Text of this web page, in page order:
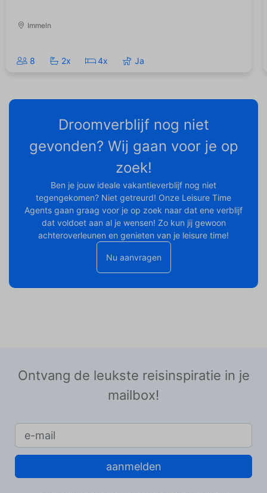
Immeln
8 2x 4x Ja
Droomverblijf nog niet
gevonden? Wij gaan voor je op
zoek!
Ben je jouw ideale vakantieverblijf nog niet
tegengekomen? Niet getreurd! Onze Leisure Time
Agents gaan graag voor je op zoek naar dat ene verblijf
dat voldoet aan al je wensen! Zo kun jij gewoon
achteroverleunen en genieten van je leisure time!
Nu aanvragen
Ontvang de leukste reisinspiratie in je
mailbox!
aanmelden